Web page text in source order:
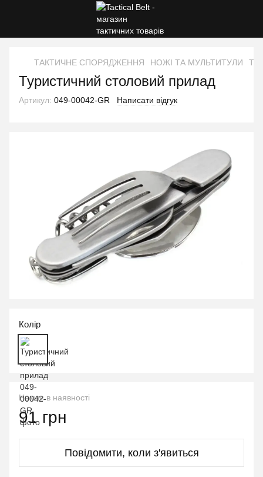
ТАКТИЧНЕ СПОРЯДЖЕННЯ НОЖІ ТА МУЛЬТИТУЛИ
Туристичний столовий прилад
Артикул: 049-00042-GR Написати відгук
Колір
Немає в наявності
91 грн
Повідомити, коли з'явиться